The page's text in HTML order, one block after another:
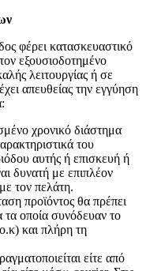
φέρει κατασκευαστικό
εξουσιοδοτημένο
λειτουργίας ή σε
απευθείας την εγγύηση
χρονικό διάστημα
του
αυτής ή επισκευή ή
δυνατή με επιπλέον
τον πελάτη.
προϊόντος θα πρέπει
τα οποία συνόδευαν το
και πλήρη τη
είτε από